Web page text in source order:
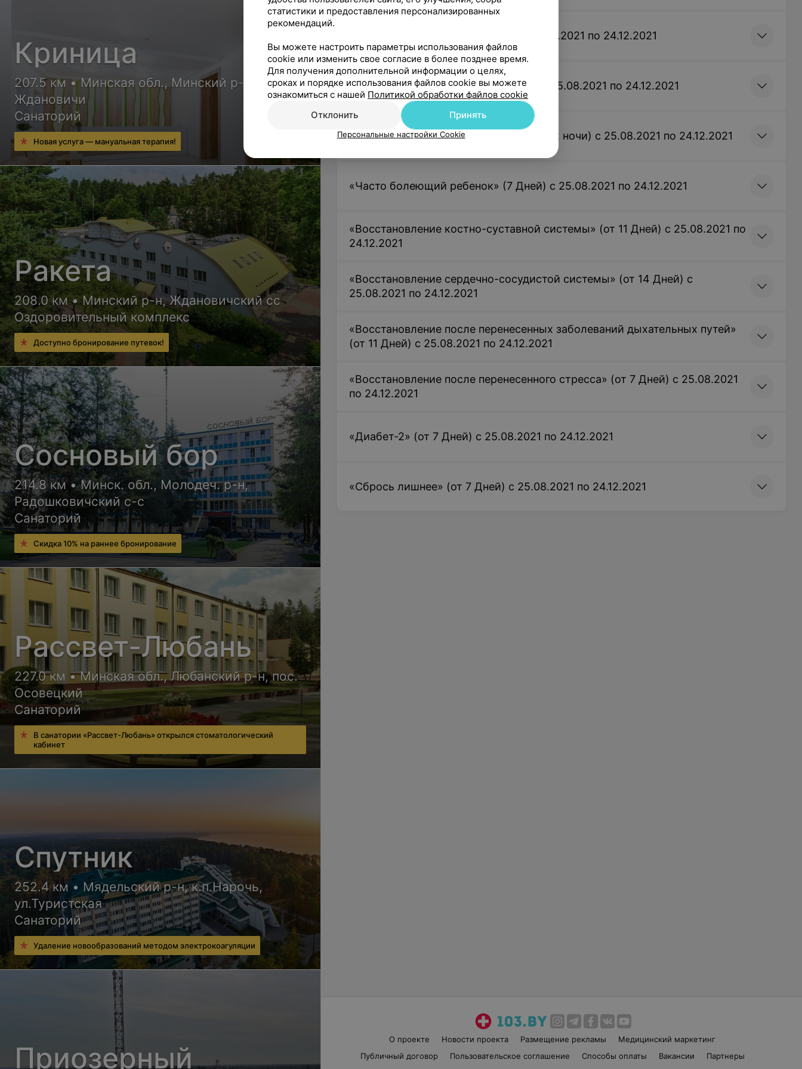
Коттедж
Цена по запросу
Путевки с лечением (от 7 дней) с 25.08.2021 по 24.12.2021
Путевки на оздоровление (от 1 дня) с 25.08.2021 по 24.12.2021
«СПА-выходные в Ружанском» (2 дня/2 ночи) с 25.08.2021 по 24.12.2021
«Часто болеющий ребенок» (7 Дней) с 25.08.2021 по 24.12.2021
«Восстановление костно-суставной системы» (от 11 Дней) с 25.08.2021 по
24.12.2021
«Восстановление сердечно-сосудистой системы» (от 14 Дней) с
25.08.2021 по 24.12.2021
«Восстановление после перенесенных заболеваний дыхательных путей»
(от 11 Дней) с 25.08.2021 по 24.12.2021
«Восстановление после перенесенного стресса» (от 7 Дней) с 25.08.2021
по 24.12.2021
«Диабет-2» (от 7 Дней) с 25.08.2021 по 24.12.2021
«Сбрось лишнее» (от 7 Дней) с 25.08.2021 по 24.12.2021
О проекте Новости проекта Размещение рекламы
Медицинский маркетинг
Публичный договор
Пользовательское соглашение Способы оплаты Вакансии
Партнеры
Криница
207.5 км • Минская обл., Минский р-н, п.
Ждановичи
Санаторий
Новая услуга — мануальная терапия!
Ракета
208.0 км • Минский р-н, Ждановичский сс
Оздоровительный комплекс
Доступно бронирование путевок!
Сосновый бор
214.8 км • Минск. обл., Молодеч. р-н,
Радошковичский c-с
Санаторий
Скидка 10% на раннее бронирование
Рассвет-Любань
227.0 км • Минская обл., Любанский р-н, пос.
Осовецкий
Санаторий
В санатории «Рассвет-Любань» открылся стоматологический
кабинет
Спутник
252.4 км • Мядельский р-н, к.п.Нарочь,
ул.Туристская
Санаторий
Удаление новообразований методом электрокоагуляции
Приозерный
статистики и предоставления персонализированных
рекомендаций.
Вы можете настроить параметры использования файлов
cookie или изменить свое согласие в более позднее время.
Для получения дополнительной информации о целях,
сроках и порядке использования файлов cookie вы можете
ознакомиться с нашей Политикой обработки файлов cookie
Отклонить
Принять
Персональные настройки Cookie